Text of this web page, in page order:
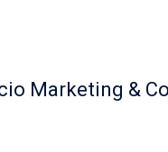
Marketing &